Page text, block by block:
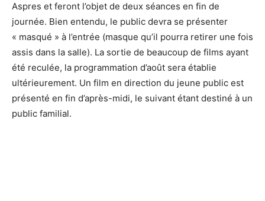
Aspres et feront l’objet de deux séances en fin de
journée. Bien entendu, le public devra se présenter
« masqué » à l’entrée (masque qu’il pourra retirer une fois
assis dans la salle). La sortie de beaucoup de films ayant
été reculée, la programmation d’août sera établie
ultérieurement. Un film en direction du jeune public est
présenté en fin d’après-midi, le suivant étant destiné à un
public familial.